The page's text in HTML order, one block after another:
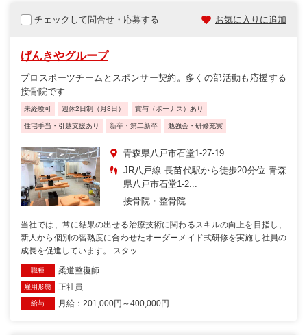
チェックして問合せ・応募する お気に入りに追加
げんきやグループ
プロスポーツチームとスポンサー契約。多くの部活動も応援する
接骨院です
未経験可 週休2日制（月8日） 賞与（ボーナス）あり
住宅手当・引越支援あり 新卒・第二新卒 勉強会・研修充実
青森県八戸市石堂1-27-19
JR八戸線 長苗代駅から徒歩20分位 青森
県八戸市石堂1-2...
接骨院・整骨院
当社では、常に結果の出せる治療技術に関わるスキルの向上を目指し、
新人から個別の習熟度に合わせたオーダーメイド式研修を実施し社員の
成長を促進しています。 スタッ...
職種 柔道整復師
雇用形態 正社員
給与 月給：201,000円～400,000円